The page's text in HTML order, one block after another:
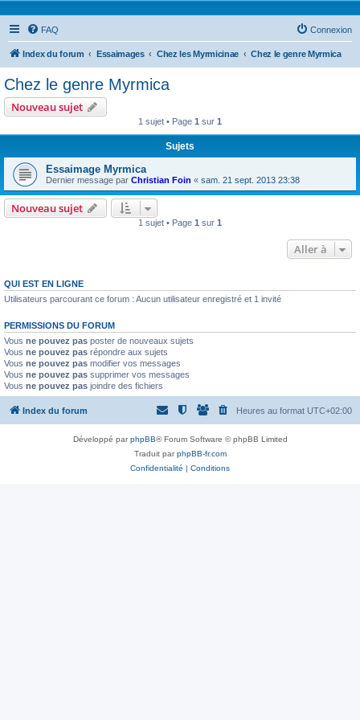
FAQ Connexion
Index du forum Essaimages Chez les Myrmicinae Chez le genre Myrmica
Chez le genre Myrmica
Nouveau sujet
1 sujet • Page 1 sur 1
Sujets
Essaimage Myrmica
Dernier message par Christian Foin « sam. 21 sept. 2013 23:38
Nouveau sujet
1 sujet • Page 1 sur 1
Aller à
QUI EST EN LIGNE
Utilisateurs parcourant ce forum : Aucun utilisateur enregistré et 1 invité
PERMISSIONS DU FORUM
Vous ne pouvez pas poster de nouveaux sujets
Vous ne pouvez pas répondre aux sujets
Vous ne pouvez pas modifier vos messages
Vous ne pouvez pas supprimer vos messages
Vous ne pouvez pas joindre des fichiers
Index du forum Heures au format UTC+02:00
Développé parphpBB® Forum Software © phpBB Limited
Traduit parphpBB-fr.com
Confidentialité | Conditions